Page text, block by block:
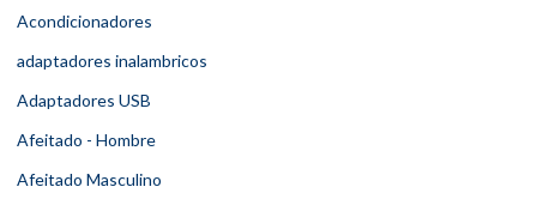
Acondicionadores
adaptadores inalambricos
Adaptadores USB
Afeitado - Hombre
Afeitado Masculino